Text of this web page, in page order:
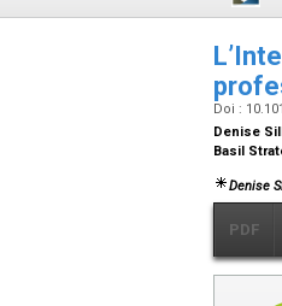
Doi :
Denise
Basil
Denise
PDF